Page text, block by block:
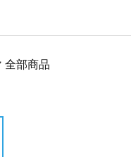
部商品